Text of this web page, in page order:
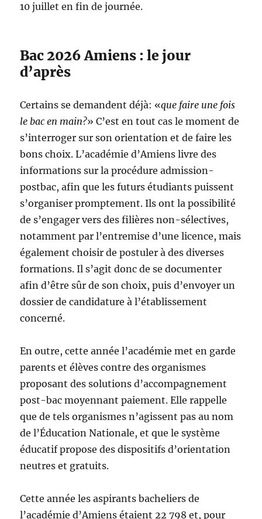
10 juillet en fin de journée.
Bac 2026 Amiens : le jour
d’après
Certains se demandent déjà: «que faire une fois
le bac en main?» C’est en tout cas le moment de
s’interroger sur son orientation et de faire les
bons choix. L’académie d’Amiens livre des
informations sur la procédure admission-
postbac, afin que les futurs étudiants puissent
s’organiser promptement. Ils ont la possibilité
de s’engager vers des filières non-sélectives,
notamment par l’entremise d’une licence, mais
également choisir de postuler à des diverses
formations. Il s’agit donc de se documenter
afin d’être sûr de son choix, puis d’envoyer un
dossier de candidature à l’établissement
concerné.
En outre, cette année l’académie met en garde
parents et élèves contre des organismes
proposant des solutions d’accompagnement
post-bac moyennant paiement. Elle rappelle
que de tels organismes n’agissent pas au nom
de l’Éducation Nationale, et que le système
éducatif propose des dispositifs d’orientation
neutres et gratuits.
Cette année les aspirants bacheliers de
l’académie d’Amiens étaient 22 798 et, pour